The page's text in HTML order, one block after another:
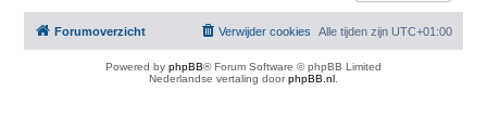
Forumoverzicht Alle tijden zijn UTC+01:00
Verwijder cookies
Powered by phpBB® Forum Software © phpBB Limited
Nederlandse vertaling doorphpBB.nl